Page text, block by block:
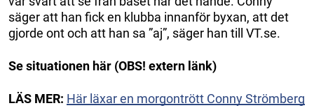
säger att han fick en klubba innanför byxan, att det
gjorde ont och att han sa ”aj”, säger han till VT.se.
Se situationen här (OBS! extern länk)
LÄS MER: Här läxar en morgontrött Conny Strömberg